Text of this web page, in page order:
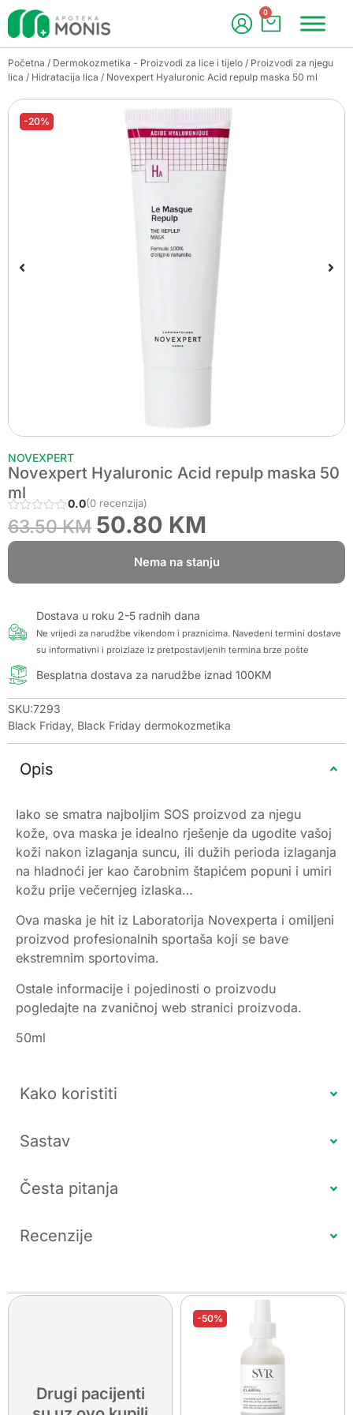
0
Početna / Dermokozmetika - Proizvodi za lice i tijelo / Proizvodi za njegu
lica / Hidratacija lica / Novexpert Hyaluronic Acid repulp maska 50 ml
-20%
NOVEXPERT
Novexpert Hyaluronic Acid repulp maska 50
ml
0.0(0 recenzija)
63.50KM 50.80 KM
Nema na stanju
Dostava u roku 2-5 radnih dana
Ne vrijedi za narudžbe vikendom i praznicima. Navedeni termini dostave
su informativni i proizlaze iz pretpostavljenih termina brze pošte
Besplatna dostava za narudžbe iznad 100KM
SKU:7293
Black Friday, Black Friday dermokozmetika
Opis
Iako se smatra najboljim SOS proizvod za njegu
kože, ova maska je idealno rješenje da ugodite vašoj
koži nakon izlaganja suncu, ili dužih perioda izlaganja
na hladnoći jer kao čarobnim štapićem popuni i umiri
kožu prije večernjeg izlaska…
Ova maska je hit iz Laboratorija Novexperta i omiljeni
proizvod profesionalnih sportaša koji se bave
ekstremnim sportovima.
Ostale informacije i pojedinosti o proizvodu
pogledajte na zvaničnoj web stranici proizvoda.
50ml
Kako koristiti
Sastav
Česta pitanja
Recenzije
Drugi pacijenti
-50%